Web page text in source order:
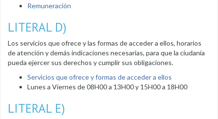
Remuneración
LITERAL D)
Los servicios que ofrece y las formas de acceder a ellos, horarios
de atención y demás indicaciones necesarias, para que la ciudanía
pueda ejercer sus derechos y cumplir sus obligaciones.
Servicios que ofrece y formas de acceder a ellos
Lunes a Viernes de 08H00 a 13H00 y 15H00 a 18H00
LITERAL E)